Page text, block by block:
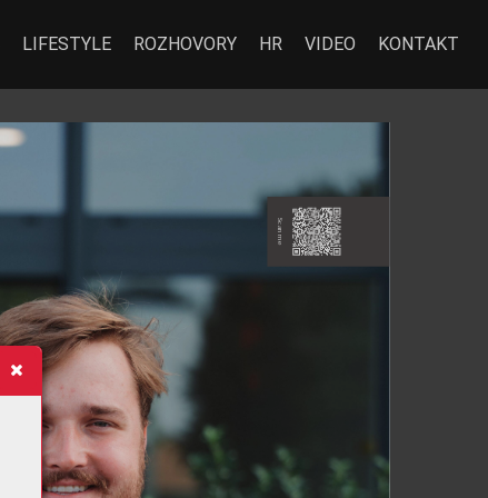
Sc
an m
e
LIFESTYLE ROZHOVORY HR VIDEO KONTAKT